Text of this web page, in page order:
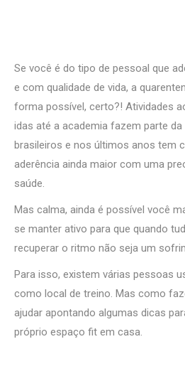
Se você é do tipo de pessoal que
e com qualidade de vida, a
forma possível, certo?! Atividades
idas até a academia fazem parte
brasileiros e nos últimos anos tem
aderência ainda maior com uma
saúde.
Mas calma, ainda é possível você
se manter ativo para que quando
recuperar o ritmo não seja um
Para isso, existem várias pessoas
como local de treino. Mas como
ajudar apontando algumas dicas
próprio espaço fit em casa.